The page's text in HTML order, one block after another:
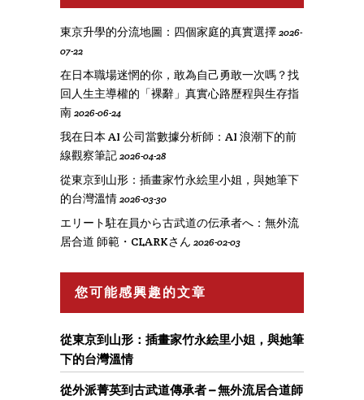
東京升學的分流地圖：四個家庭的真實選擇 2026-
07-22
在日本職場迷惘的你，敢為自己勇敢一次嗎？找
回人生主導權的「裸辭」真實心路歷程與生存指
南 2026-06-24
我在日本 AI 公司當數據分析師：AI 浪潮下的前
線觀察筆記 2026-04-28
從東京到山形：插畫家竹永絵里小姐，與她筆下
的台灣溫情 2026-03-30
エリート駐在員から古武道の伝承者へ：無外流
居合道 師範・CLARKさん 2026-02-03
您可能感興趣的文章
從東京到山形：插畫家竹永絵里小姐，與她筆
下的台灣溫情
從外派菁英到古武道傳承者 – 無外流居合道師